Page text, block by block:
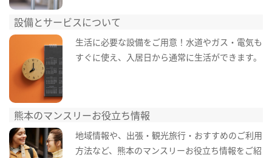
設備とサービスについて
生活に必要な設備をご用意！水道やガス・電気も
すぐに使え、入居日から通常に生活ができます。
熊本のマンスリーお役立ち情報
地域情報や、出張・観光旅行・おすすめのご利用
方法など、熊本のマンスリーお役立ち情報をご紹